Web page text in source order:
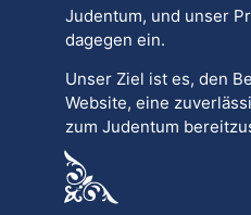
Judentum, und unser
dagegen ein.
Unser Ziel ist es, den
Website, eine
zum Judentum